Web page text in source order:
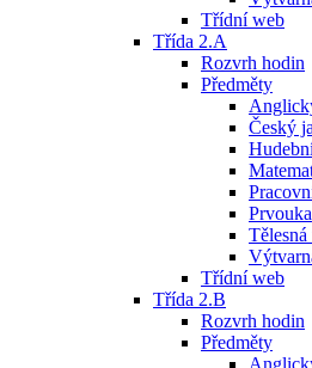
Třídní web
Třída 2.A
Rozvrh hodin
Předměty
Český
Prvouka
Třídní web
Třída 2.B
Rozvrh hodin
Předměty